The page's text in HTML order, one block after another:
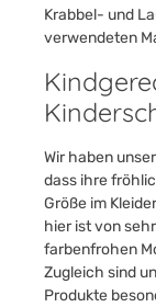
Krabbel- und
verwendeten
Wir haben
dass ihre
Größe im
hier ist von
farbenfrohen
Zugleich sind
Produkte